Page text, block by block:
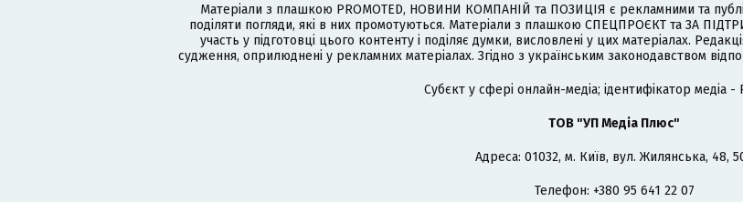
Матеріали з плашкою PROMOTED, НОВИНИ КОМПАНІЙ та ПОЗИЦІЯ є рекламними та
поділяти погляди, які в них промотуються. Матеріали з плашкою СПЕЦПРОЄКТ та ЗА
участь у підготовці цього контенту і поділяє думки, висловлені у цих матеріалах.
судження, оприлюднені у рекламних матеріалах. Згідно з українським законодавством
Cубєкт у сфері онлайн-медіа; ідентифікатор медіа -
ТОВ "УП Медіа Плюс"
Адреса: 01032, м. Київ, вул. Жилянська, 48,
Телефон: +380 95 641 22 07